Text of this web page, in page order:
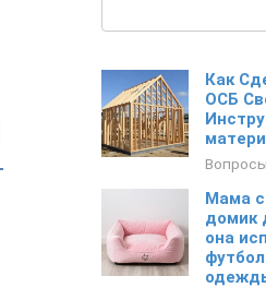
Как
ОСБ
Мама
домик
она